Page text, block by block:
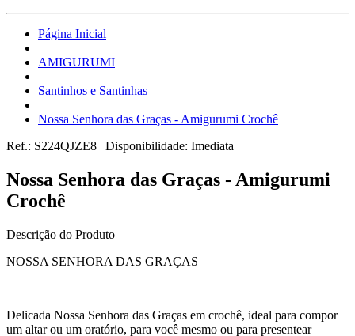
Página Inicial
AMIGURUMI
Santinhos e Santinhas
Nossa Senhora das Graças - Amigurumi Crochê
Ref.: S224QJZE8 | Disponibilidade: Imediata
Nossa Senhora das Graças - Amigurumi
Crochê
Descrição do Produto
NOSSA SENHORA DAS GRAÇAS
Delicada Nossa Senhora das Graças em crochê, ideal para compor
um altar ou um oratório, para você mesmo ou para presentear